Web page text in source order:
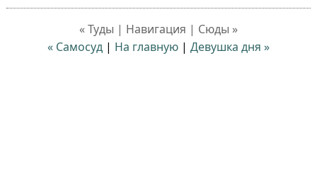
« Туды | Навигация | Сюды »
« Самосуд | На главную | Девушка дня »